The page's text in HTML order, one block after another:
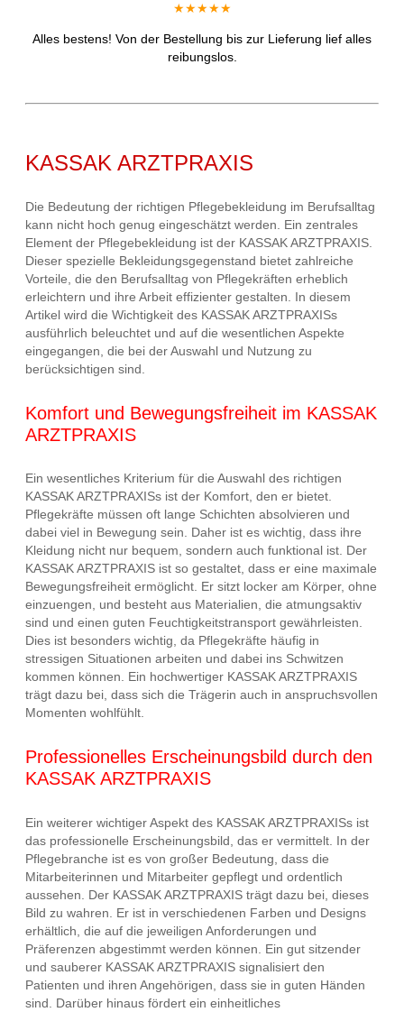
★★★★★
Alles bestens! Von der Bestellung bis zur Lieferung lief alles
reibungslos.
KASSAK ARZTPRAXIS
Die Bedeutung der richtigen Pflegebekleidung im Berufsalltag
kann nicht hoch genug eingeschätzt werden. Ein zentrales
Element der Pflegebekleidung ist der KASSAK ARZTPRAXIS.
Dieser spezielle Bekleidungsgegenstand bietet zahlreiche
Vorteile, die den Berufsalltag von Pflegekräften erheblich
erleichtern und ihre Arbeit effizienter gestalten. In diesem
Artikel wird die Wichtigkeit des KASSAK ARZTPRAXISs
ausführlich beleuchtet und auf die wesentlichen Aspekte
eingegangen, die bei der Auswahl und Nutzung zu
berücksichtigen sind.
Komfort und Bewegungsfreiheit im KASSAK
ARZTPRAXIS
Ein wesentliches Kriterium für die Auswahl des richtigen
KASSAK ARZTPRAXISs ist der Komfort, den er bietet.
Pflegekräfte müssen oft lange Schichten absolvieren und
dabei viel in Bewegung sein. Daher ist es wichtig, dass ihre
Kleidung nicht nur bequem, sondern auch funktional ist. Der
KASSAK ARZTPRAXIS ist so gestaltet, dass er eine maximale
Bewegungsfreiheit ermöglicht. Er sitzt locker am Körper, ohne
einzuengen, und besteht aus Materialien, die atmungsaktiv
sind und einen guten Feuchtigkeitstransport gewährleisten.
Dies ist besonders wichtig, da Pflegekräfte häufig in
stressigen Situationen arbeiten und dabei ins Schwitzen
kommen können. Ein hochwertiger KASSAK ARZTPRAXIS
trägt dazu bei, dass sich die Trägerin auch in anspruchsvollen
Momenten wohlfühlt.
Professionelles Erscheinungsbild durch den
KASSAK ARZTPRAXIS
Ein weiterer wichtiger Aspekt des KASSAK ARZTPRAXISs ist
das professionelle Erscheinungsbild, das er vermittelt. In der
Pflegebranche ist es von großer Bedeutung, dass die
Mitarbeiterinnen und Mitarbeiter gepflegt und ordentlich
aussehen. Der KASSAK ARZTPRAXIS trägt dazu bei, dieses
Bild zu wahren. Er ist in verschiedenen Farben und Designs
erhältlich, die auf die jeweiligen Anforderungen und
Präferenzen abgestimmt werden können. Ein gut sitzender
und sauberer KASSAK ARZTPRAXIS signalisiert den
Patienten und ihren Angehörigen, dass sie in guten Händen
sind. Darüber hinaus fördert ein einheitliches